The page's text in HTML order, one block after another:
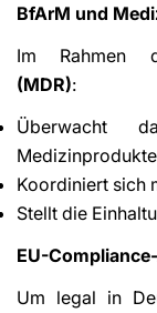
BfArM und
Im Rahmen
(MDR):
Überwacht
Koordiniert sich
Stellt die
EU-
Um legal in